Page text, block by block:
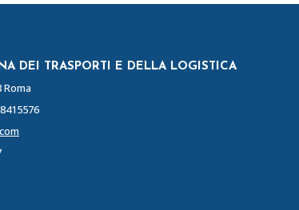
DEI TRASPORTI E DELLA LOGISTICA
Roma